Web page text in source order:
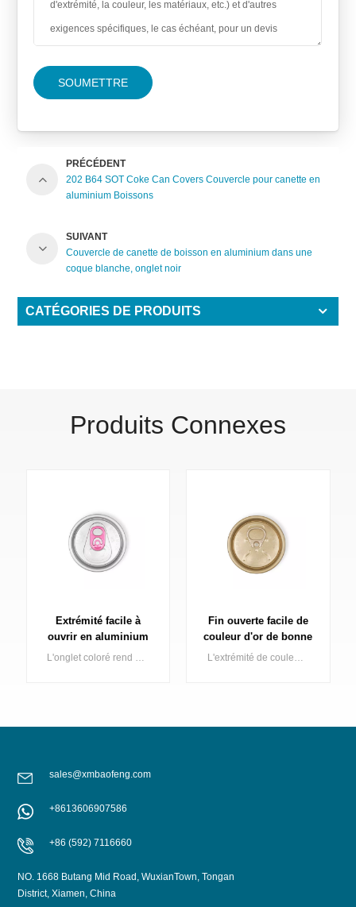
SOUMETTRE
PRÉCÉDENT
202 B64 SOT Coke Can Covers Couvercle pour canette en
aluminium Boissons
SUIVANT
Couvercle de canette de boisson en aluminium dans une
coque blanche, onglet noir
CATÉGORIES DE PRODUITS
Produits Connexes
Fin ouverte facile de
couleur d'or de bonne
qualité pour
L'extrémité de couleur dorée fait briller votre canette de boisson sur l'étagère, Baofeng propose une série complète d'extrémités de canettes dorées comprenant du doré clair, du doré foncé.
Couvercle à ouverture
facile 200 mm de
diamètre, extrémitéCouvercle de canette en aluminium noir de 200 mm de diamètre, à ouverture facile, au prix d'usine.
sales@xmbaofeng.com
+8613606907586
+86 (592) 7116660
NO. 1668 Butang Mid Road, WuxianTown, Tongan
District, Xiamen, China